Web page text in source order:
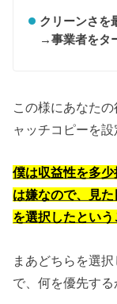
クリーンさを
→事業者をタ
この様にあなた
ャッチコピーを設
僕は収益性を多
は嫌なので、見た
を選択したという
まあどちらを選
で、何を優先する